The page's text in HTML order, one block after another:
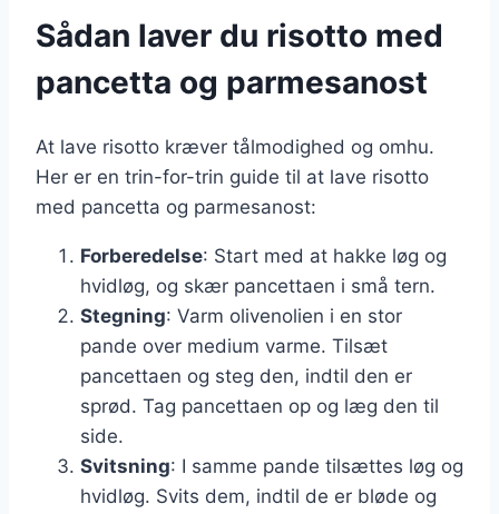
Sådan laver du risotto med
pancetta og parmesanost
At lave risotto kræver tålmodighed og omhu.
Her er en trin-for-trin guide til at lave risotto
med pancetta og parmesanost:
Forberedelse: Start med at hakke løg og
hvidløg, og skær pancettaen i små tern.
Stegning: Varm olivenolien i en stor
pande over medium varme. Tilsæt
pancettaen og steg den, indtil den er
sprød. Tag pancettaen op og læg den til
side.
Svitsning: I samme pande tilsættes løg og
hvidløg. Svits dem, indtil de er bløde og